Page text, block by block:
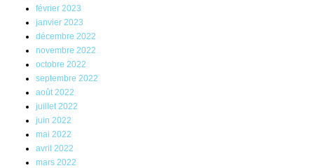
février 2023
janvier 2023
décembre 2022
novembre 2022
octobre 2022
septembre 2022
août 2022
juillet 2022
juin 2022
mai 2022
avril 2022
mars 2022